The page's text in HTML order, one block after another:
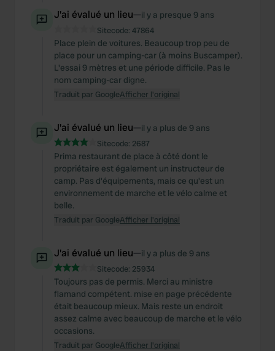
J'ai évalué un lieu—il y a presque 9 ans
Sitecode: 47864
Place plein de voitures. Beaucoup trop peu de
place pour un camping-car (à moins Buscamper).
L'essai 9 mètres et une période difficile. Pas le
nom camping-car digne.
Traduit par GoogleAfficher l'original
J'ai évalué un lieu—il y a plus de 9 ans
Sitecode: 2687
Prima restaurant de place à côté dont le
propriétaire est également un instructeur de
camp. Pas d'équipements, mais ce qu'est un
environnement de marche et le vélo calme et
belle.
Traduit par GoogleAfficher l'original
J'ai évalué un lieu—il y a plus de 9 ans
Sitecode: 25934
Toujours pas de permis. Merci au ministre
flamand compétent. mise en page précédente
était beaucoup mieux. Mais reste un endroit
assez calme avec beaucoup de marche et le vélo
occasions.
Traduit par GoogleAfficher l'original